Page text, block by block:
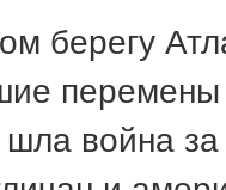
берегу
шла война